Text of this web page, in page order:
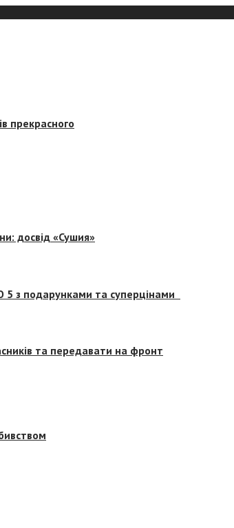
прекрасного
досвід «Сушия»
5 з подарунками та суперцінами
та передавати на фронт